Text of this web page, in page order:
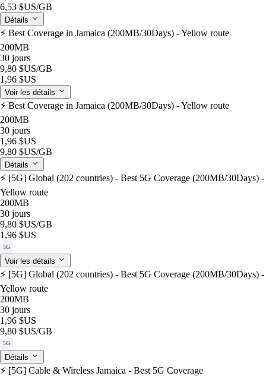
6,53 $US/GB
Détails
⚡️ Best Coverage in Jamaica (200MB/30Days) - Yellow route
200MB
30 jours
9,80 $US/GB
1,96 $US
Voir les détails
⚡️ Best Coverage in Jamaica (200MB/30Days) - Yellow route
200MB
30 jours
1,96 $US
9,80 $US/GB
Détails
⚡️ [5G] Global (202 countries) - Best 5G Coverage (200MB/30Days) -
Yellow route
200MB
30 jours
9,80 $US/GB
1,96 $US
5G
Voir les détails
⚡️ [5G] Global (202 countries) - Best 5G Coverage (200MB/30Days) -
Yellow route
200MB
30 jours
1,96 $US
9,80 $US/GB
5G
Détails
⚡️ [5G] Cable & Wireless Jamaica - Best 5G Coverage